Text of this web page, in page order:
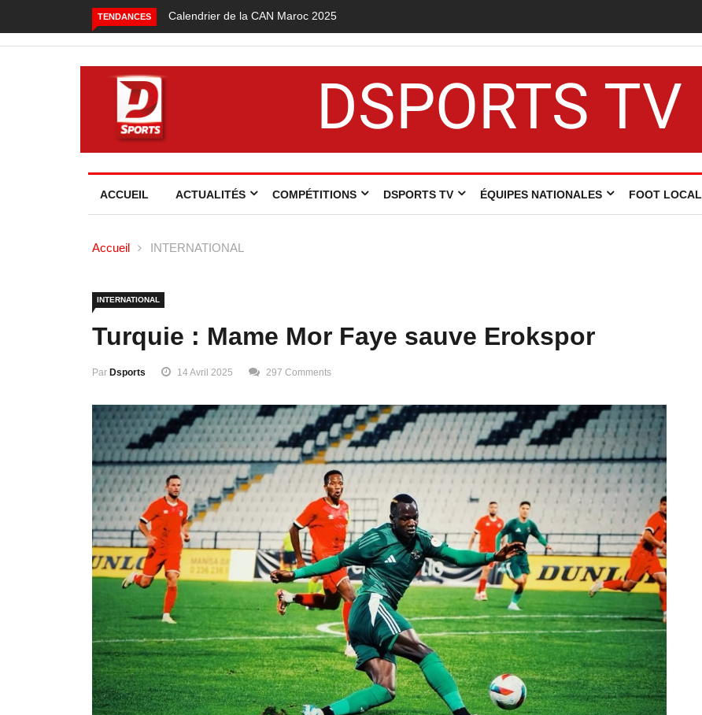
TENDANCES
Calendrier de la CAN Maroc 2025Foot local : les lauréats de la
saison 2024-2025
DSPORTS TV
ACCUEIL ACTUALITÉS COMPÉTITIONS DSPORTS TV ÉQUIPES NATIONALES FOOT LOCAL
Accueil INTERNATIONAL
INTERNATIONAL
Turquie : Mame Mor Faye sauve Erokspor
Par Dsports 14 Avril 2025 297 Comments